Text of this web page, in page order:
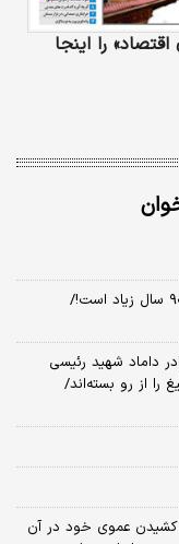
را اینجا
روحانی اصلاح طلب: ‌لیست مسئولان موثر بالای ۹۰ سال زیاد است!/
داماد شهید رئیسی
از رو بسته‌اند/
کشیدن عموی خود در آن